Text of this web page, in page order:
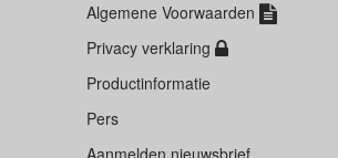
Algemene Voorwaarden
Privacy verklaring
Productinformatie
Pers
Aanmelden nieuwsbrief